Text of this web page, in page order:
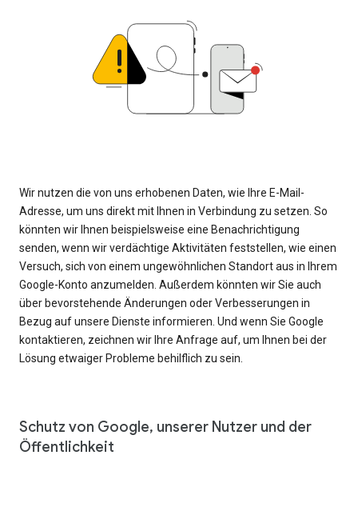
Wir nutzen die von uns erhobenen Daten, wie Ihre E-Mail-
Adresse, um uns direkt mit Ihnen in Verbindung zu setzen. So
könnten wir Ihnen beispielsweise eine Benachrichtigung
senden, wenn wir verdächtige Aktivitäten feststellen, wie einen
Versuch, sich von einem ungewöhnlichen Standort aus in Ihrem
Google-Konto anzumelden. Außerdem könnten wir Sie auch
über bevorstehende Änderungen oder Verbesserungen in
Bezug auf unsere Dienste informieren. Und wenn Sie Google
kontaktieren, zeichnen wir Ihre Anfrage auf, um Ihnen bei der
Lösung etwaiger Probleme behilflich zu sein.
Schutz von Google, unserer Nutzer und der
Öffentlichkeit